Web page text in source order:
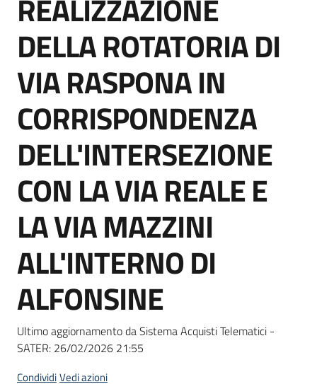
Seguici
su
REALIZZAZIONE
DELLA ROTATORIA DI
VIA RASPONA IN
CORRISPONDENZA
DELL'INTERSEZIONE
CON LA VIA REALE E
LA VIA MAZZINI
ALL'INTERNO DI
ALFONSINE
Ultimo aggiornamento da Sistema Acquisti Telematici -
SATER: 26/02/2026 21:55
CondividiVedi azioni